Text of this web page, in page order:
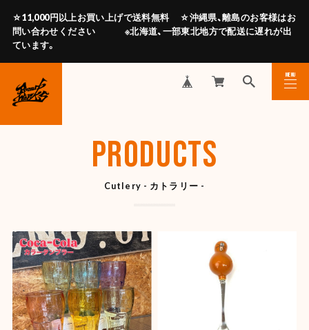
☆11,000円以上お買い上げで送料無料 ☆沖縄県、離島のお客様はお
問い合わせください ※北海道、一部東北地方で配送に遅れが出
ています。
MENU
CLOSE
PRODUCTS
Cutlery - カトラリー -